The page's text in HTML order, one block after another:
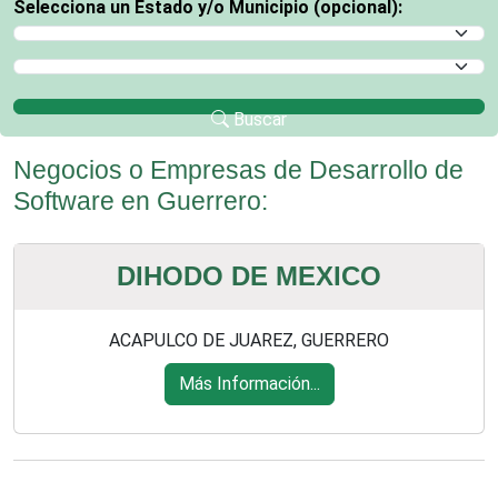
Selecciona un Estado y/o Municipio (opcional):
Selecciona un Estado
Selecciona un Municipio
Buscar
Negocios o Empresas de Desarrollo de
Software en Guerrero:
DIHODO DE MEXICO
ACAPULCO DE JUAREZ, GUERRERO
Más Información...